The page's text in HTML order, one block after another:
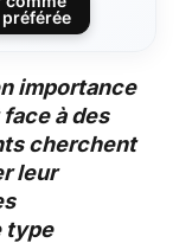
importance
à des
cherchent
leur
type